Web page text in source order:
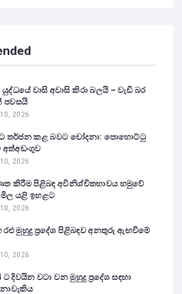
යුද්ධයේ වාසි අවාසි කිරා බලයි – වැඩි බර
පවසයි
2026
තර්ජන කළ බවට චෝදනා: පොහොට්ටු
2026
කිරීම පිළිබඳ අවිනිශ්චිතභාවය හමුවේ
යළි ඉහළට
2026
රළු මුහුදු ප්‍රදේශ පිළිබඳව අනතුරු ඇඟවීමේ
2026
ට දිවයින වටා වන මුහුදු ප්‍රදේශ සඳහා